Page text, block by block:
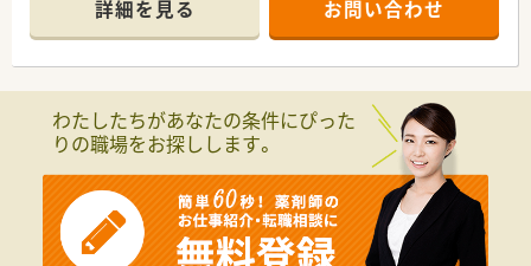
■商店街の中にある店舗です
＼＼ こんな方にオススメです☆ ／／
■福利厚生が整っている大手企業で働きたい方！
設、駅前型や郊外型店舗など様々な店舗のスタイルが安定・成長・
高収益に繋がっています。
■連休の取得も可能！有給休暇についても部署ごとに取得状況を
■「社員購買割引制度」もございます。医薬品・化粧品・日用雑貨
などを社員価格での購入が可能です。
■プラチナくるみんマークも取得しており、子育てをサポートし
ている企業のため女性の方はもちろん、男性の育休取得者もいる
など男女ともに働きやすい社風です。
■女性のワーク・ライフ・バランスを推進する優良企業として、厚
生労働省認定の「えるぼしマーク」(最高位である3段階目)を取
得。
詳細を見る お問い合わせ
わたしたちがあなたの条件にぴった
りの職場をお探しします。